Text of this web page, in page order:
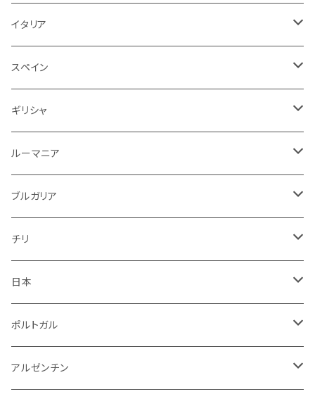
白ワイン
泡
白ワイン
アルゼンチン
赤
スペイン
スパークリング
白
ドイツ
ロゼ
白
ルーマニア
赤
ブルガリア
赤
ニュージーランド
白
赤
赤
赤
白
スペイン
赤
アメリカ
赤
オーストリア
白
赤
赤
白
赤
イタリア
スパークリング
白
赤
ロゼ
スペイン
スパークリング
白
赤
ギリシャ
白
ルーマニア
赤
ブルガリア
赤
チリ
スパークリング
白
赤
日本
スパークリング
白
ポルトガル
白
アルゼンチン